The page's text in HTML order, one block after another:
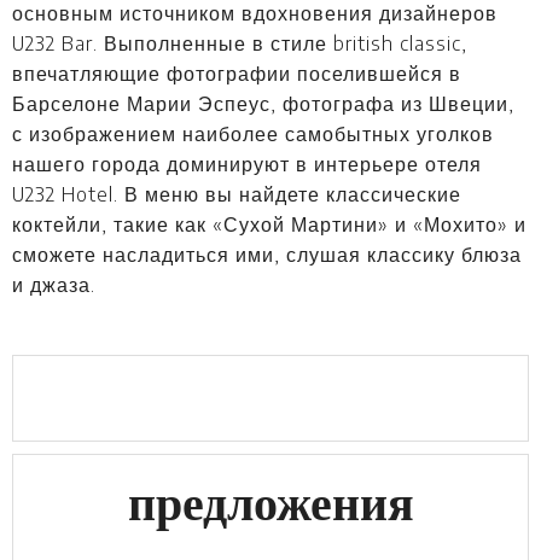
основным источником вдохновения дизайнеров
U232 Bar. Выполненные в стиле british classic,
впечатляющие фотографии поселившейся в
Барселоне Марии Эспеус, фотографа из Швеции,
с изображением наиболее самобытных уголков
нашего города доминируют в интерьере отеля
U232 Hotel. В меню вы найдете классические
коктейли, такие как «Сухой Мартини» и «Мохито» и
сможете насладиться ими, слушая классику блюза
и джаза.
предложения